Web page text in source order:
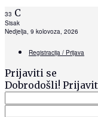
33 C
Sisak
Nedjelja, 9 kolovoza, 2026
Registracija / Prijava
Prijaviti se
Dobrodošli!